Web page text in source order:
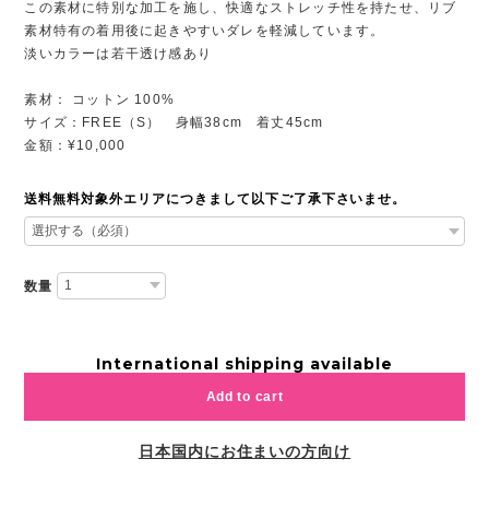
この素材に特別な加工を施し、快適なストレッチ性を持たせ、リブ
素材特有の着用後に起きやすいダレを軽減しています。
淡いカラーは若干透け感あり
素材： コットン 100%
サイズ：FREE（S） 身幅38cm 着丈45cm
金額：¥10,000
送料無料対象外エリアにつきまして以下ご了承下さいませ。
数量
International shipping available
Add to cart
日本国内にお住まいの方向け